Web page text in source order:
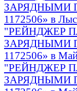
ЗАРЯДНЫМИ
1172506» в
"РЕЙНДЖЕР
ЗАРЯДНЫМИ
1172506» в
"РЕЙНДЖЕР
ЗАРЯДНЫМИ